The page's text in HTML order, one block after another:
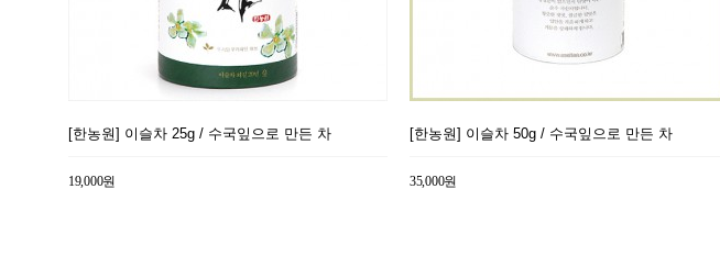
[한농원] 이슬차 25g / 수국잎으로 만든 차
19,000원
[한농원] 이슬차 50g / 수국잎으로 만든 차
35,000원